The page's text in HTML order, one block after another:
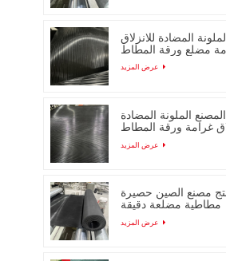
المضادة للانزلاق
مضلع ورقة المطاط
مع انخفاض السعر
عرض المزيد
الملونة المضادة
غرامة ورقة المطاط
مضلع عرض المزيد
مصنع الصين حصيرة
مطاطية مضلعة دقيقة
مضادة للانزلاق
عرض المزيد